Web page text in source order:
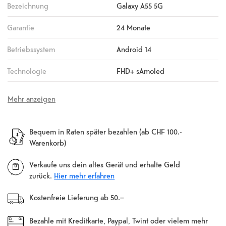
Bezeichnung Galaxy A55 5G
Garantie 24 Monate
Betriebssystem Android 14
Technologie FHD+ sAmoled
Mehr anzeigen
Bequem in Raten später bezahlen (ab CHF 100.-
Warenkorb)
Verkaufe uns dein altes Gerät und erhalte Geld
zurück. Hier mehr erfahren
Kostenfreie Lieferung ab 50.–
Bezahle mit Kreditkarte, Paypal, Twint oder vielem mehr